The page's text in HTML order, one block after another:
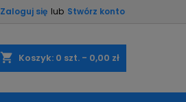
Zaloguj się lub Stwórz konto
shopping_cart Koszyk: 0 szt. - 0,00 zł